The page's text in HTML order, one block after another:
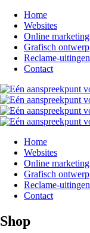
Home
Websites
Online marketing
Grafisch ontwerp
Reclame-uitingen
Contact
Home
Websites
Online marketing
Grafisch ontwerp
Reclame-uitingen
Contact
Shop